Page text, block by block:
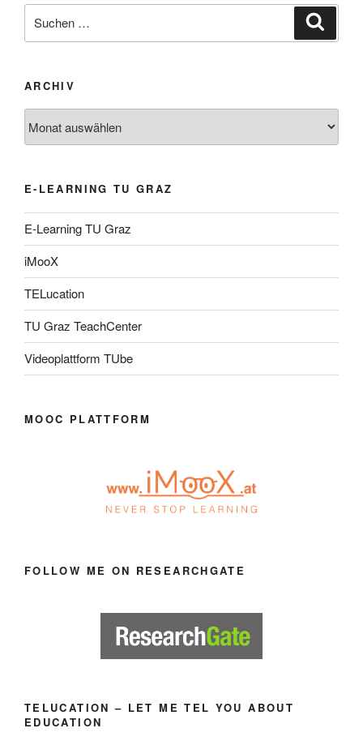
nach:
ARCHIV
E-LEARNING TU GRAZ
E-Learning TU Graz
iMooX
TELucation
TU Graz TeachCenter
Videoplattform TUbe
MOOC PLATTFORM
FOLLOW ME ON RESEARCHGATE
TELUCATION – LET ME TEL YOU ABOUT
EDUCATION